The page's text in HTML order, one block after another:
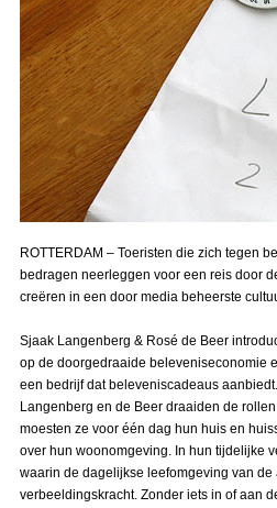
ROTTERDAM – Toeristen die zich tegen
bedragen neerleggen voor een reis door
creëren in een door media beheerste
Sjaak Langenberg & Rosé de Beer
op de doorgedraaide beleveniseconomie
een bedrijf dat beleveniscadeaus
Langenberg en de Beer draaiden de
moesten ze voor één dag hun huis en
over hun woonomgeving. In hun tijdelijke
waarin de dagelijkse leefomgeving van
verbeeldingskracht. Zonder iets in of aan